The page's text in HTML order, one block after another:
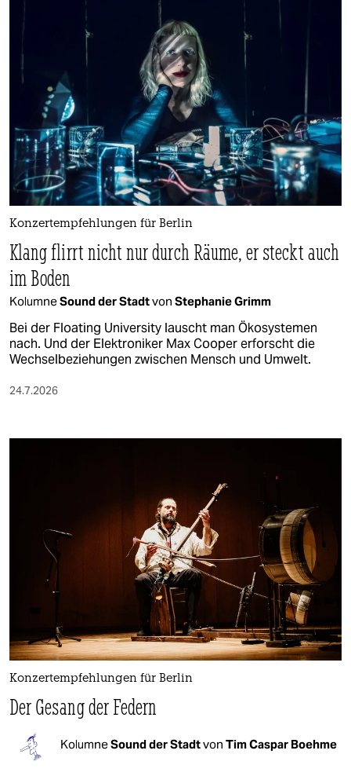
Konzertempfehlungen für Berlin
Klang flirrt nicht nur durch Räume, er steckt auch
im Boden
KolumneSound der Stadtvon Stephanie Grimm
Bei der Floating University lauscht man Ökosystemen
nach. Und der Elektroniker Max Cooper erforscht die
Wechselbeziehungen zwischen Mensch und Umwelt.
24.7.2026
Konzertempfehlungen für Berlin
Der Gesang der Federn
KolumneSound der Stadtvon Tim Caspar Boehme